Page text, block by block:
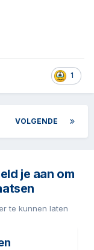
1
VOLGENDE
je aan om
te kunnen laten